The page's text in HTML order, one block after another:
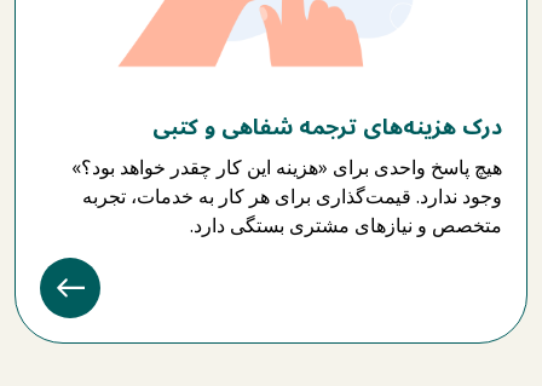
درک هزینه‌های ترجمه شفاهی و کتبی
هیچ پاسخ واحدی برای «هزینه این کار چقدر خواهد بود؟»
وجود ندارد. قیمت‌گذاری برای هر کار به خدمات، تجربه
متخصص و نیازهای مشتری بستگی دارد.